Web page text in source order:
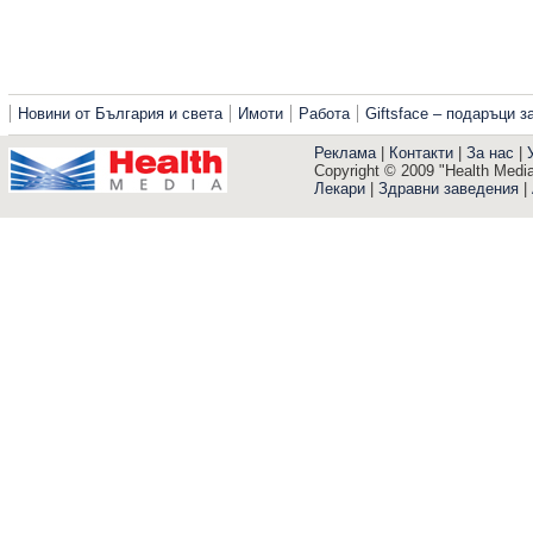
Новини от България и света Имоти Работа Giftsface – подаръци
Реклама| Контакти За нас
Copyright © 2009 "Health
Лекари
Здравни заведения